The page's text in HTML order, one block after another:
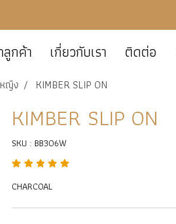
ลูกค้า เกี่ยวกับเรา ติดต่อ
ญิง KIMBER SLIP ON
KIMBER SLIP ON
SKU : BB306W
CHARCOAL